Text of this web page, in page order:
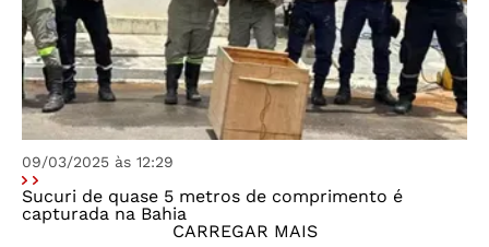
09/03/2025 às 12:29
Sucuri de quase 5 metros de comprimento é
capturada na Bahia
CARREGAR MAIS